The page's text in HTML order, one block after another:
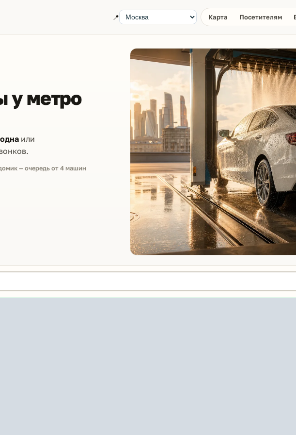
📍 Карта Посетителям
у метро
или
— очередь от 4 машин